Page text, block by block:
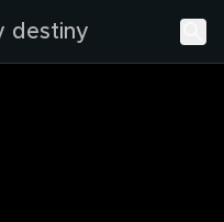
destiny